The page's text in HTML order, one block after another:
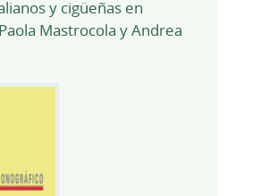
y cigüeñas en
Mastrocola y Andrea